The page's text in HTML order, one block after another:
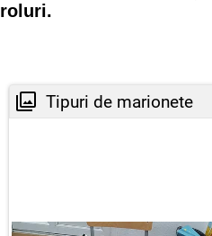
roluri.
Tipuri de marionete